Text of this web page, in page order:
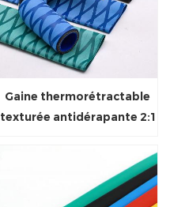
Gaine thermorétractable
texturée antidérapante 2:1